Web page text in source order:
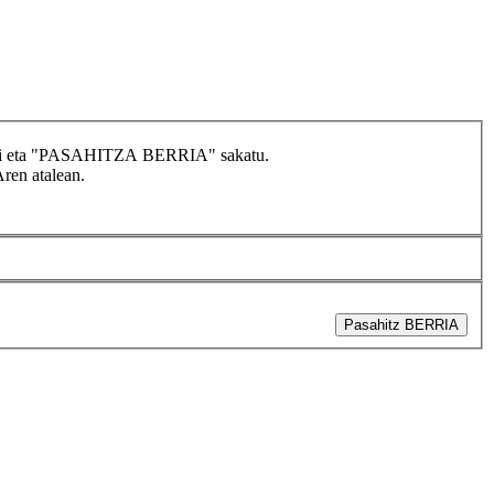
eta "PASAHITZA BERRIA" sakatu.
atalean.
Pasahitz BERRIA